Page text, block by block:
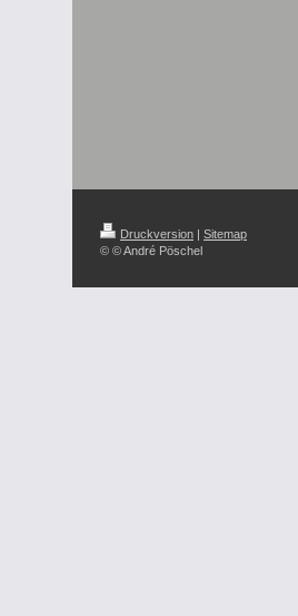
Druckversion | Sitemap
© © André Pöschel